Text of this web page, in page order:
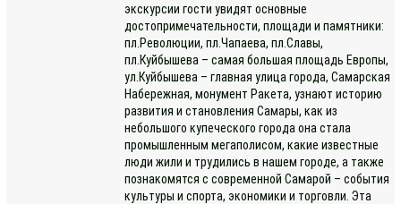
экскурсии гости увидят основные
достопримечательности, площади и памятники:
пл.Революции, пл.Чапаева, пл.Славы,
пл.Куйбышева – самая большая площадь Европы,
ул.Куйбышева – главная улица города, Самарская
Набережная, монумент Ракета, узнают историю
развития и становления Самары, как из
небольшого купеческого города она стала
промышленным мегаполисом, какие известные
люди жили и трудились в нашем городе, а также
познакомятся с современной Самарой – события
культуры и спорта, экономики и торговли. Эта